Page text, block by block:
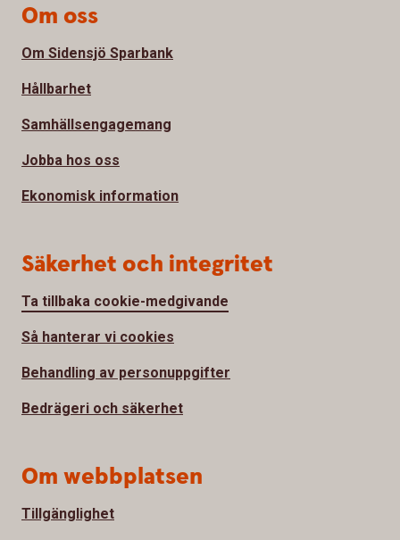
Om oss
Om Sidensjö Sparbank
Hållbarhet
Samhällsengagemang
Jobba hos oss
Ekonomisk information
Säkerhet och integritet
Ta tillbaka cookie-medgivande
Så hanterar vi cookies
Behandling av personuppgifter
Bedrägeri och säkerhet
Om webbplatsen
Tillgänglighet